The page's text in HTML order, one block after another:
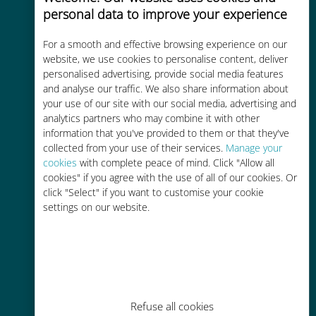
personal data to improve your experience
For a smooth and effective browsing experience on our
website, we use cookies to personalise content, deliver
personalised advertising, provide social media features
and analyse our traffic. We also share information about
your use of our site with our social media, advertising and
analytics partners who may combine it with other
information that you've provided to them or that they've
collected from your use of their services. Manage your
cookies with complete peace of mind. Click "Allow all
cookies" if you agree with the use of all of our cookies. Or
click "Select" if you want to customise your cookie
settings on our website.
Refuse all cookies
Uygun maliyetli
Mevcut operatörünüzle dolaşım
ücretlerinden %90'a kadar daha
ucuz
Kolay doldurma
Ubigi uygulaması aracılığıyla her